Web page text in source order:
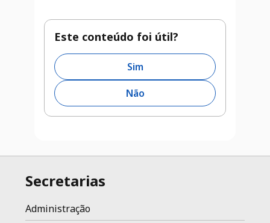
Este conteúdo foi útil?
Sim
Não
Secretarias
Administração